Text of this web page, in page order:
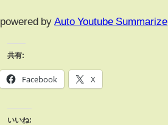
powered by Auto Youtube Summarize
共有:
Facebook X
いいね: